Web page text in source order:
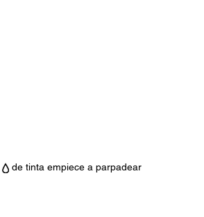
de tinta empiece a parpadear